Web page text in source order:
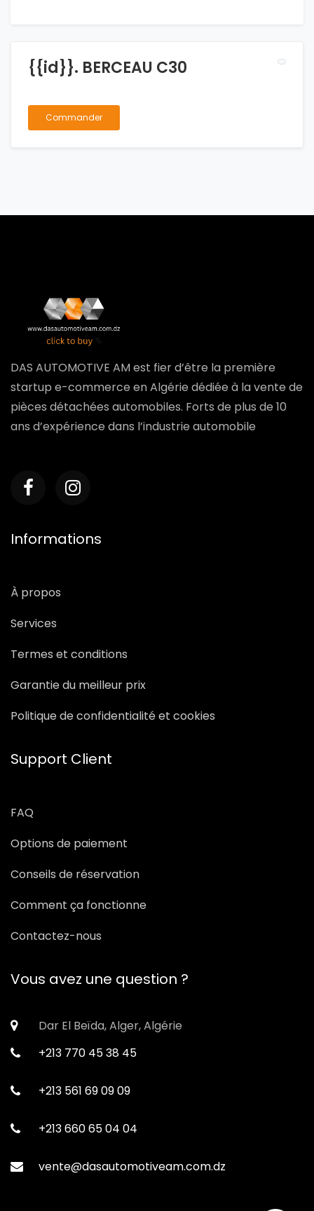
{{id}}. BERCEAU C30
Commander
DAS AUTOMOTIVE AM est fier d’être la première
startup e-commerce en Algérie dédiée à la vente de
pièces détachées automobiles. Forts de plus de 10
ans d’expérience dans l’industrie automobile
Informations
À propos
Services
Termes et conditions
Garantie du meilleur prix
Politique de confidentialité et cookies
Support Client
FAQ
Options de paiement
Conseils de réservation
Comment ça fonctionne
Contactez-nous
Vous avez une question ?
Dar El Beïda, Alger, Algérie
+213 770 45 38 45
+213 561 69 09 09
+213 660 65 04 04
vente@dasautomotiveam.com.dz